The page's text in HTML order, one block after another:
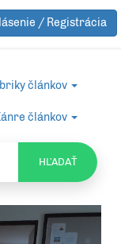
/ Registrácia
článkov
článkov
HĽADAŤ